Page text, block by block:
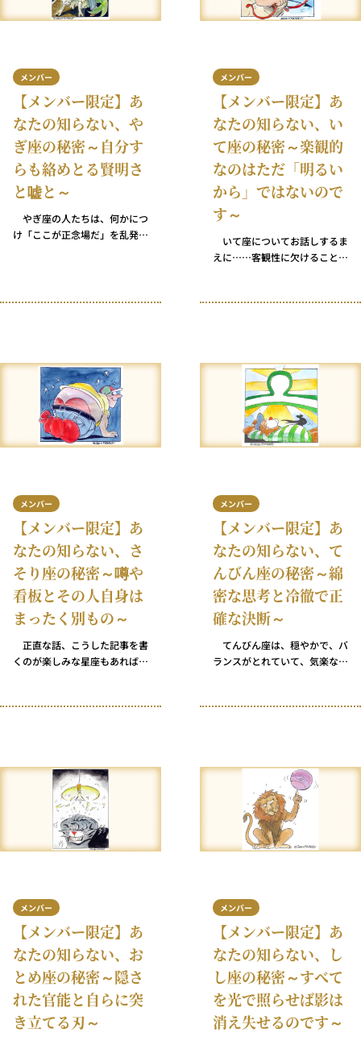
は、知性よりも感情に頼る傾向
があります。頭脳明晰でアカデ
情を信頼しています。 うお座
は、いて座、ふたご座、おとめ
座と同じく「変幻自在の星座
（柔軟宮）」でもあります。水
の星座生まれの人は、のんびり
屋で柔軟性があり、順応性が高
い傾向がありますが、「変幻自
在の水の星座」であるうお座に
生まれた人は、非常に感受性が
強く、新しいアイデアを受け入
れる懐の深さを持っています。
りません。真に視点の中心にい
るべきは、永遠の知恵の泉へと
る人間の姿です。つまり、その
人物こそが「みずがめ座」の本
質です。
メンバー
【メンバー限定】あ
なたの知らない、や
ぎ座の秘密～自分す
らも絡めとる賢明さ
と嘘と～
やぎ座の人たちは、何かにつ
け「ここが正念場だ」を乱発す
トについて深く問題を掘り下
てからようやく袖をまくって仕
事に取りかかるというような時
間の無駄は犯しません。目の前
でどんなことが起こっても対処
し、足りないものは補い、必要
ならば適応し、すでに持ってい
メンバー
【メンバー限定】あ
なたの知らない、い
て座の秘密～楽観的
なのはただ「明るい
から」ではないので
す～
いて座についてお話しするま
えに……客観性に欠けることを
ている星座であると同時に、他
的なほど正直にならなければい
けない理由は……私が皆さんと
同じく、恐れを知らぬ率直その
ものないて座だからです！
メンバー
【メンバー限定】あ
なたの知らない、さ
そり座の秘密～噂や
看板とその人自身は
まったく別もの～
正直な話、こうした記事を書
くのが楽しみな星座もあれば、
ってしまう星座もあります。
ていると誰もが思っていて、し
かもそのほとんどがいわゆ
る“よくないこと”です。理解あ
るさそり座の人にさえ真実を説
明するのは大変です。 ……そ
ろそろ本題に入ろうかと思いま
なら読み進めないでください。
メンバー
【メンバー限定】あ
なたの知らない、て
んびん座の秘密～綿
密な思考と冷徹で正
確な決断～
てんびん座は、穏やかで、バ
ランスがとれていて、気楽な
章を読むたびに笑い泣きするか
の行動を見たことがないとでも
いうのでしょうか？ てんびん
座が気ままななら、マーガレッ
ト・サッチャーはどうなります
か？ てんびん座が刺激的でな
いというなら、ウィル・スミス
ジェシー・ジャクソンは何だと
いうのでしょう？
メンバー
【メンバー限定】あ
なたの知らない、お
とめ座の秘密～隠さ
れた官能と自らに突
き立てる刃～
メンバー
【メンバー限定】あ
なたの知らない、し
し座の秘密～すべて
を光で照らせば影は
消え失せるのです～